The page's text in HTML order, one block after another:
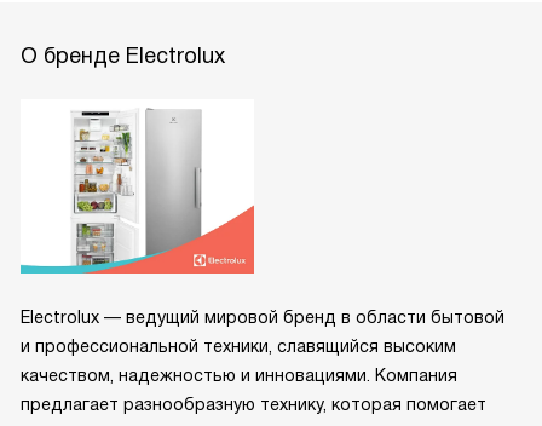
О бренде Electrolux
Electrolux — ведущий мировой бренд в области бытовой
и профессиональной техники, славящийся высоким
качеством, надежностью и инновациями. Компания
предлагает разнообразную технику, которая помогает